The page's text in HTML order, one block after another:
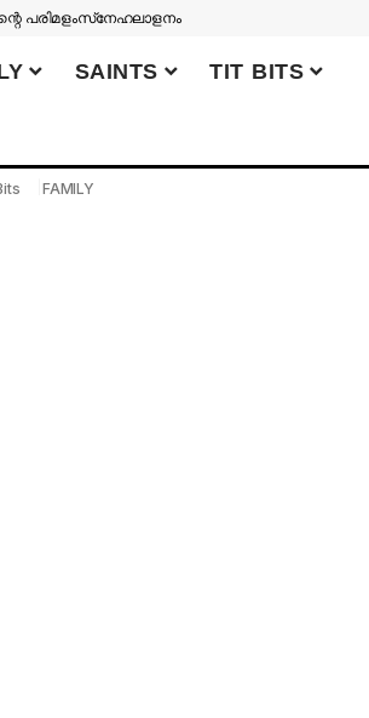
പരിമളംസ്‌നേഹലാളനം
SAINTS TIT BITS
FAMILY